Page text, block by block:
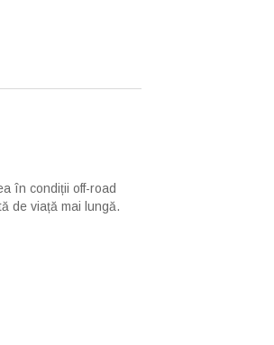
în condiții off-road
de viață mai lungă.